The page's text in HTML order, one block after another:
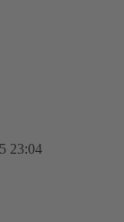
23:04